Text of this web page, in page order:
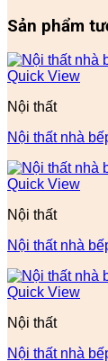
Sản phẩm
Quick View
Nội thất
Nội thất nhà
Quick View
Nội thất
Nội thất nhà
Quick View
Nội thất
Nội thất nhà